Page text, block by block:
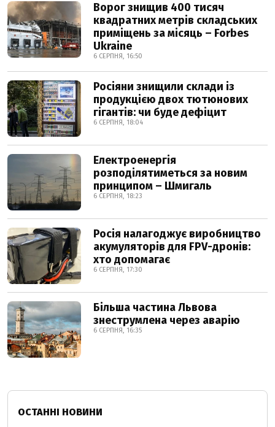
Ворог знищив 400 тисяч
квадратних метрів складських
приміщень за місяць – Forbes
Ukraine
6 СЕРПНЯ, 16:50
Росіяни знищили склади із
продукцією двох тютюнових
гігантів: чи буде дефіцит
6 СЕРПНЯ, 18:04
Електроенергія
розподілятиметься за новим
принципом – Шмигаль
6 СЕРПНЯ, 18:23
Росія налагоджує виробництво
акумуляторів для FPV-дронів:
хто допомагає
6 СЕРПНЯ, 17:30
Більша частина Львова
знеструмлена через аварію
6 СЕРПНЯ, 16:35
ОСТАННІ НОВИНИ